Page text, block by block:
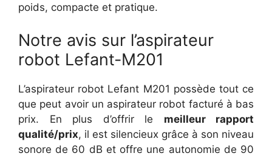
poids, compacte et pratique.
Notre avis sur l’aspirateur
robot Lefant-M201
L’aspirateur robot Lefant M201 possède tout ce
que peut avoir un aspirateur robot facturé à bas
prix. En plus d’offrir le meilleur rapport
qualité/prix, il est silencieux grâce à son niveau
sonore de 60 dB et offre une autonomie de 90